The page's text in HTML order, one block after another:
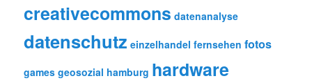
creativecommons datenanalyse
datenschutz einzelhandel fernsehen fotos
games geosozial hamburg hardware